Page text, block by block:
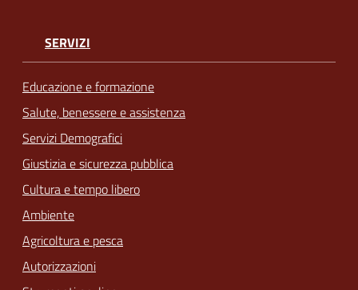
SERVIZI
Educazione e formazione
Salute, benessere e assistenza
Servizi Demografici
Giustizia e sicurezza pubblica
Cultura e tempo libero
Ambiente
Agricoltura e pesca
Autorizzazioni